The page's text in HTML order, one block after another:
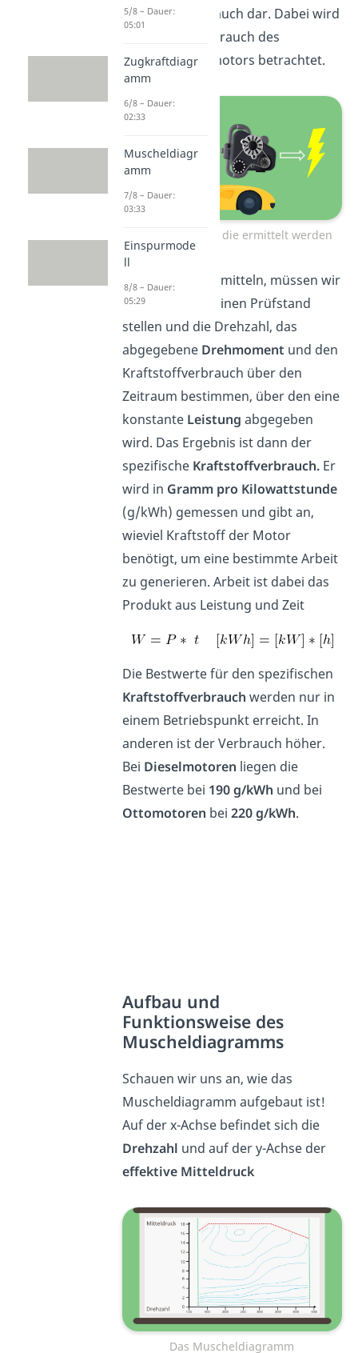
Kraftstoffverbrauch dar. Dabei wird
der Energieverbrauch des
Verbrennungsmotors betrachtet.
Relevante Daten die ermittelt werden
Um diesen zu ermitteln, müssen wir
den Motor auf einen Prüfstand
stellen und die Drehzahl, das
abgegebene Drehmoment und den
Kraftstoffverbrauch über den
Zeitraum bestimmen, über den eine
konstante Leistung abgegeben
wird. Das Ergebnis ist dann der
spezifische Kraftstoffverbrauch.Er
wird in Gramm pro Kilowattstunde
(g/kWh) gemessen und gibt an,
wieviel Kraftstoff der Motor
benötigt, um eine bestimmte Arbeit
zu generieren. Arbeit ist dabei das
Produkt aus Leistung und Zeit
Die Bestwerte für den spezifischen
Kraftstoffverbrauch werden nur in
einem Betriebspunkt erreicht. In
anderen ist der Verbrauch höher.
Bei Dieselmotoren liegen die
Bestwerte bei 190 g/kWh und bei
Ottomotoren bei 220 g/kWh.
Aufbau und
Funktionsweise des
Muscheldiagramms
Schauen wir uns an, wie das
Muscheldiagramm aufgebaut ist!
Auf der x-Achse befindet sich die
Drehzahl und auf der y-Achse der
effektive Mitteldruck
Das Muscheldiagramm
5/8 – Dauer:
05:01
Zugkraftdiagr
amm
6/8 – Dauer:
02:33
Muscheldiagr
amm
7/8 – Dauer:
03:33
Einspurmode
ll
8/8 – Dauer:
05:29